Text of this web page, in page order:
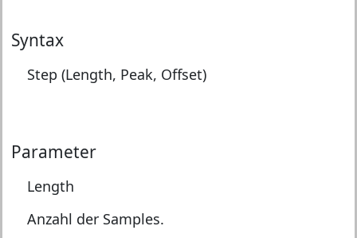
Syntax
Step (Length, Peak, Offset)
Parameter
Length
Anzahl der Samples.